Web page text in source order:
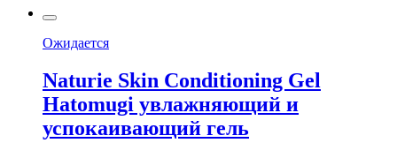
Ожидается
Naturie Skin Conditioning Gel
Hatomugi увлажняющий и
успокаивающий гель